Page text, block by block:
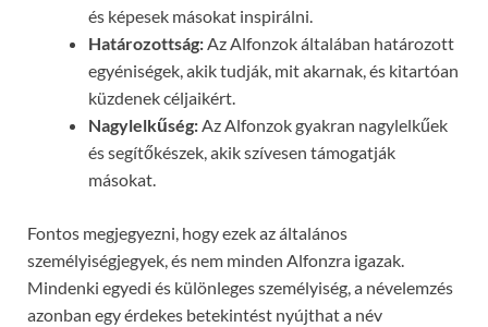
és képesek másokat inspirálni.
Határozottság: Az Alfonzok általában határozott
egyéniségek, akik tudják, mit akarnak, és kitartóan
küzdenek céljaikért.
Nagylelkűség: Az Alfonzok gyakran nagylelkűek
és segítőkészek, akik szívesen támogatják
másokat.
Fontos megjegyezni, hogy ezek az általános
személyiségjegyek, és nem minden Alfonzra igazak.
Mindenki egyedi és különleges személyiség, a névelemzés
azonban egy érdekes betekintést nyújthat a név